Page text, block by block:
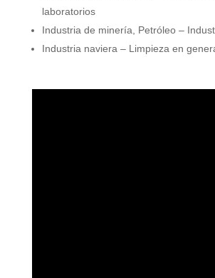
laboratorios
Industria de minería, Petróleo –
Industria naviera – Limpieza en